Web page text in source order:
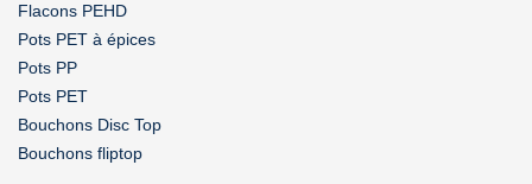
Flacons PEHD
Pots PET à épices
Pots PP
Pots PET
Bouchons Disc Top
Bouchons fliptop